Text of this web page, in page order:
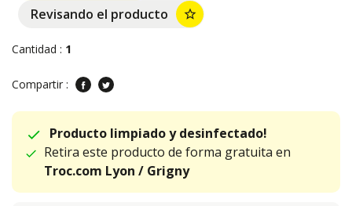
Revisando el producto star_border
Cantidad : 1
Compartir :
Producto limpiado y desinfectado!
Retira este producto de forma gratuita en
Troc.com Lyon / Grigny